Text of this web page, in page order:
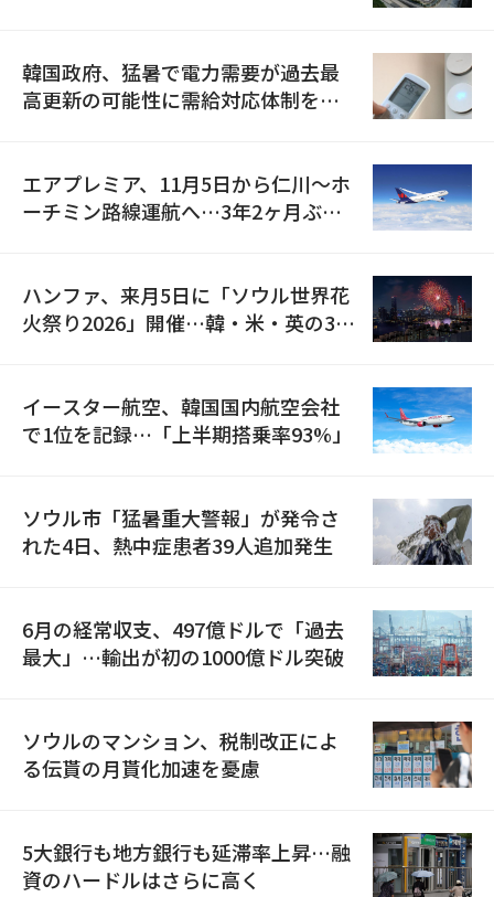
韓国政府、猛暑で電力需要が過去最
高更新の可能性に需給対応体制を点
エアプレミア、11月5日から仁川〜ホ
ーチミン路線運航へ…3年2ヶ月ぶり
ハンファ、来月5日に「ソウル世界花
火祭り2026」開催…韓・米・英の3カ
イースター航空、韓国国内航空会社
で1位を記録…「上半期搭乗率93%」
ソウル市「猛暑重大警報」が発令さ
れた4日、熱中症患者39人追加発生
6月の経常収支、497億ドルで「過去
最大」…輸出が初の1000億ドル突破
ソウルのマンション、税制改正によ
る伝貰の月貰化加速を憂慮
5大銀行も地方銀行も延滞率上昇…融
資のハードルはさらに高く